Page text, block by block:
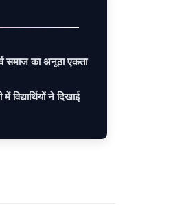
समाज का अनूठा एकता
ने दिखाई